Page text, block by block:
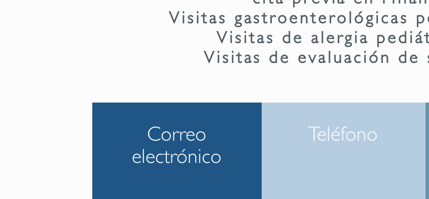
Visitas gastroenterológicas
Visitas de alergia
Visitas de evaluación de
Correo
electrónico
Teléfono